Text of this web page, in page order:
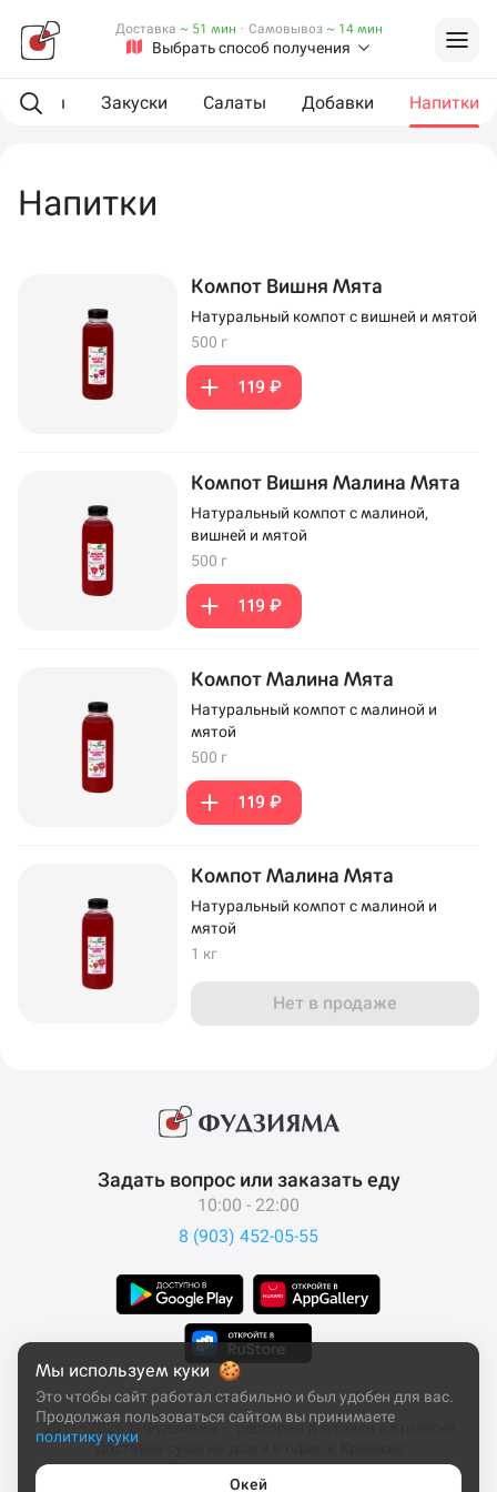
Выбрать способ получения
Доставка ~ 51 мин · Самовывоз ~ 14 мин
роллы Закуски Салаты Добавки Напитки
Напитки
Компот Вишня Мята
Натуральный компот с вишней и мятой
500 г
119 ₽
Компот Вишня Малина Мята
Натуральный компот с малиной,
вишней и мятой
500 г
119 ₽
Компот Малина Мята
Натуральный компот с малиной и
мятой
500 г
119 ₽
Компот Малина Мята
Натуральный компот с малиной и
мятой
1 кг
Нет в продаже
Задать вопрос или заказать еду
10:00 - 22:00
8 (903) 452-05-55
2011–2026 © Фудзияма — ресторан доставки в Крымске
Доставка суши на дом и в офис в Крымске
Все права защищены
Мы используем куки
Это чтобы сайт работал стабильно и был удобен для вас.
Продолжая пользоваться сайтом вы принимаете
политику куки
Окей